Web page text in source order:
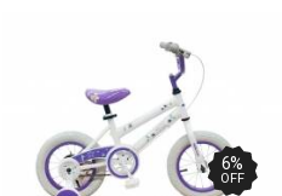
6%
OFF